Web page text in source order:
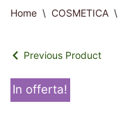
Home \ COSMETICA \
Previous Product
In offerta!